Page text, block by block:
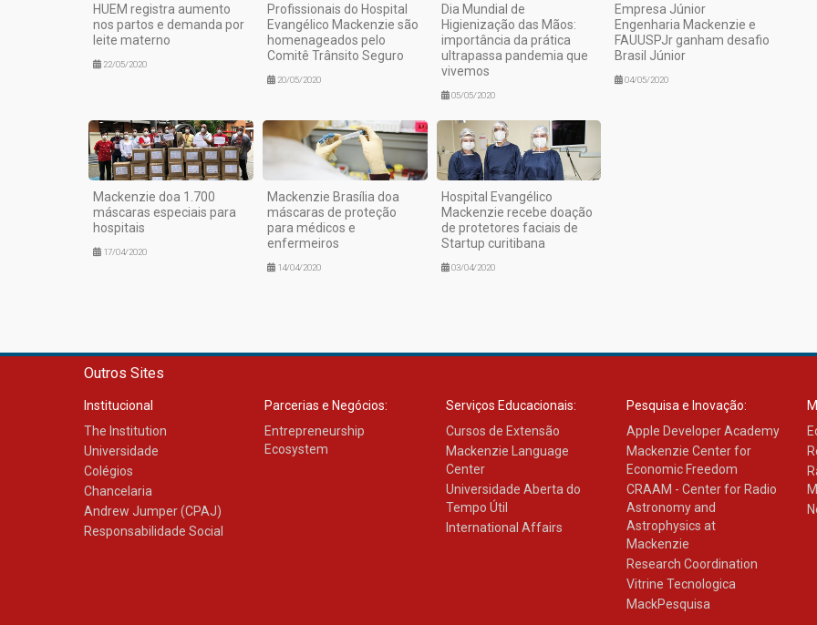
HUEM registra aumento
nos partos e demanda por
leite materno
22/05/2020
Profissionais do Hospital
Evangélico Mackenzie são
homenageados pelo
Comitê Trânsito Seguro
20/05/2020
Dia Mundial de
Higienização das Mãos:
importância da prática
ultrapassa pandemia que
vivemos
05/05/2020
Empresa Júnior
Engenharia Mackenzie e
FAUUSPJr ganham desafio
Brasil Júnior
04/05/2020
Mackenzie doa 1.700
máscaras especiais para
hospitais
17/04/2020
Mackenzie Brasília doa
máscaras de proteção
para médicos e
enfermeiros
14/04/2020
Hospital Evangélico
Mackenzie recebe doação
de protetores faciais de
Startup curitibana
03/04/2020
Outros Sites
Institucional
The Institution
Universidade
Colégios
Chancelaria
Andrew Jumper (CPAJ)
Responsabilidade Social
Parcerias e Negócios:
Entrepreneurship
Ecosystem
Serviços Educacionais:
Cursos de Extensão
Mackenzie Language
Center
Universidade Aberta do
Tempo Útil
International Affairs
Pesquisa e Inovação:
Apple Developer Academy
Mackenzie Center for
Economic Freedom
CRAAM - Center for Radio
Astronomy and
Astrophysics at
Mackenzie
Research Coordination
Vitrine Tecnologica
MackPesquisa